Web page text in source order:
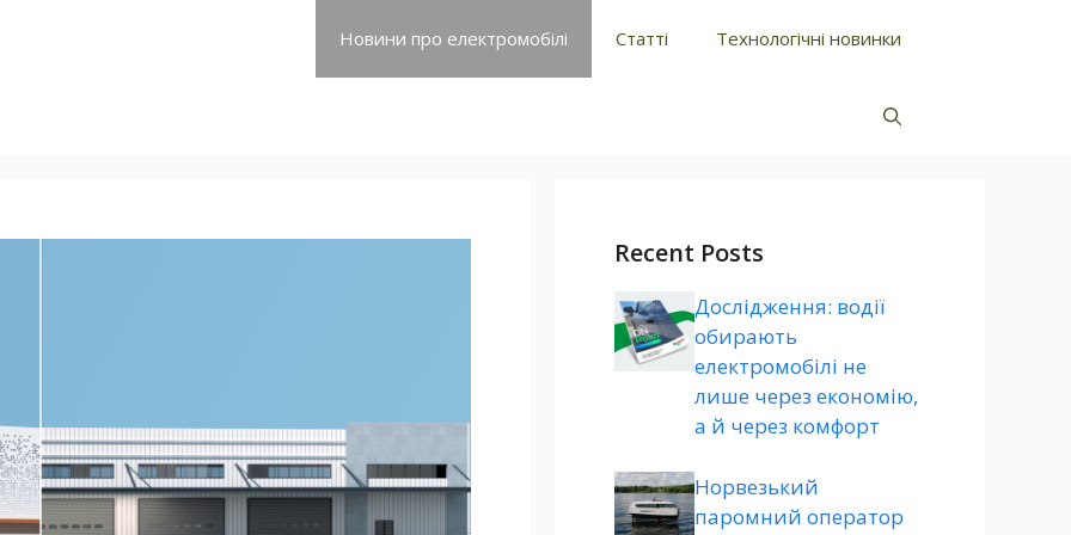
Новини про електромобілі Статті Технологічні новинки
Recent Posts
Дослідження: водії
обирають
електромобілі не
лише через економію,
а й через комфорт
Норвезький
паромний оператор